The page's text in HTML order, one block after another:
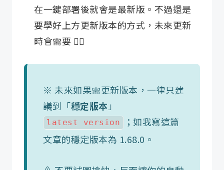
在一鍵部署後就會是最新版。不過還是
要學好上方更新版本的方式，未來更新
時會需要 👍🏼
※ 未來如果需更新版本，一律只建
議到「穩定版本 」
latest version ；如我寫這篇
文章的穩定版本為 1.68.0。